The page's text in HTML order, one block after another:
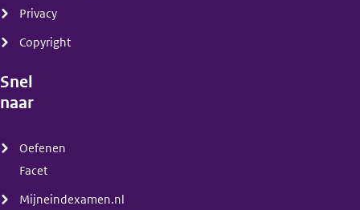
Privacy
Copyright
Snel
naar
Oefenen
Facet
Mijneindexamen.nl